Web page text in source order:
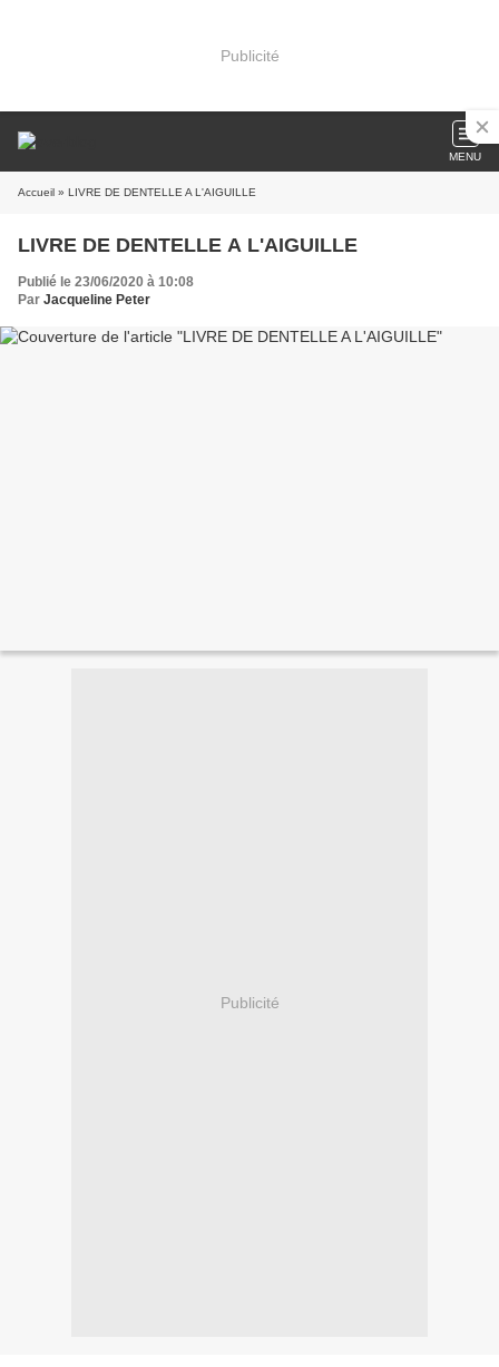
Publicité
MENU
Accueil » LIVRE DE DENTELLE A L'AIGUILLE
LIVRE DE DENTELLE A L'AIGUILLE
Publié le 23/06/2020 à 10:08
Par Jacqueline Peter
Publicité